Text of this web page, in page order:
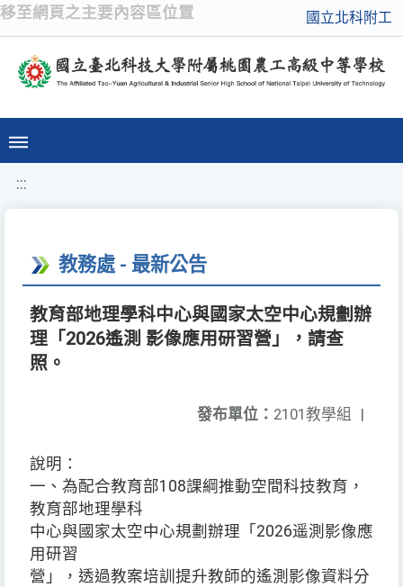
移至網頁之主要內容區位置 國立北科附工
:::
教務處 - 最新公告
教育部地理學科中心與國家太空中心規劃辦
理「2026遙測 影像應用研習營」，請查
照。
發布單位： 2101教學組 |
說明：
一、為配合教育部108課綱推動空間科技教育，
教育部地理學科
中心與國家太空中心規劃辦理「2026遥測影像應
用研習
營」，透過教案培訓提升教師的遙測影像資料分